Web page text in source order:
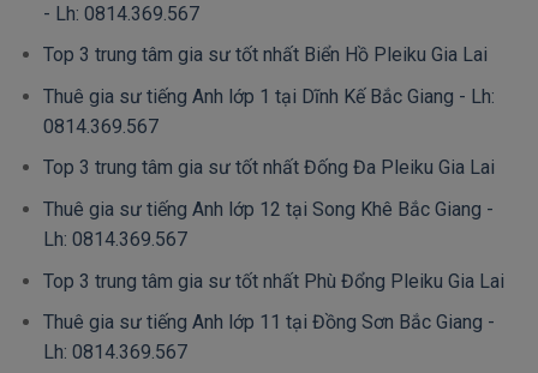
- Lh: 0814.369.567
Top 3 trung tâm gia sư tốt nhất Biển Hồ Pleiku Gia Lai
Thuê gia sư tiếng Anh lớp 1 tại Dĩnh Kế Bắc Giang - Lh:
0814.369.567
Top 3 trung tâm gia sư tốt nhất Đống Đa Pleiku Gia Lai
Thuê gia sư tiếng Anh lớp 12 tại Song Khê Bắc Giang -
Lh: 0814.369.567
Top 3 trung tâm gia sư tốt nhất Phù Đổng Pleiku Gia Lai
Thuê gia sư tiếng Anh lớp 11 tại Đồng Sơn Bắc Giang -
Lh: 0814.369.567